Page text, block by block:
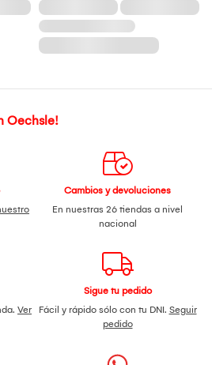
Oechsle!
Cambios y devoluciones
En nuestras 26 tiendas a nivel
nacional
Ver
Sigue tu pedido
Fácil y rápido sólo con tu DNI. Seguir
pedido